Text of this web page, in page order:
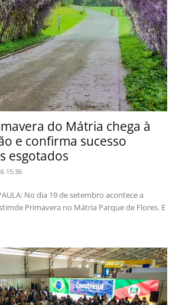
do Mátria chega à
e confirma sucesso
esgotados
15:36
No dia 19 de setembro acontece a
Primavera no Mátria Parque de Flores. E